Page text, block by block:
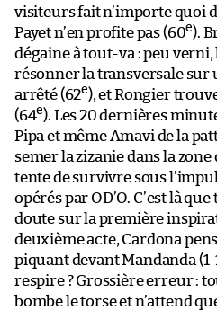
visiteurs fait n’importe quoi
Payet n’en profite pas (60e).
dégaine à tout-va : peu
résonner la transversale sur
arrêté (62e), et Rongier
(64e). Les 20 dernières
Pipa et même Amavi de la
semer la zizanie dans la
tente de survivre sous
opérés par OD’O. C’est là
doute sur la première
deuxième acte, Cardona
piquant devant Mandanda (1-
respire ? Grossière erreur :
bombe le torse et n’attend